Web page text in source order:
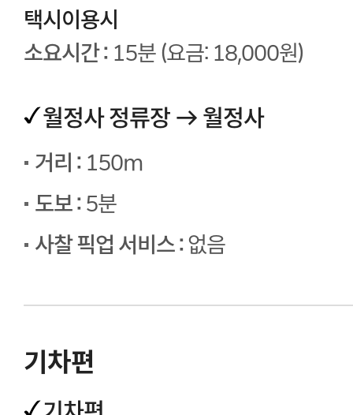
택시이용시
소요시간 : 15분 (요금: 18,000원)
월정사 정류장 → 월정사
거리 : 150m
도보 :5분
사찰 픽업 서비스 :없음
기차편